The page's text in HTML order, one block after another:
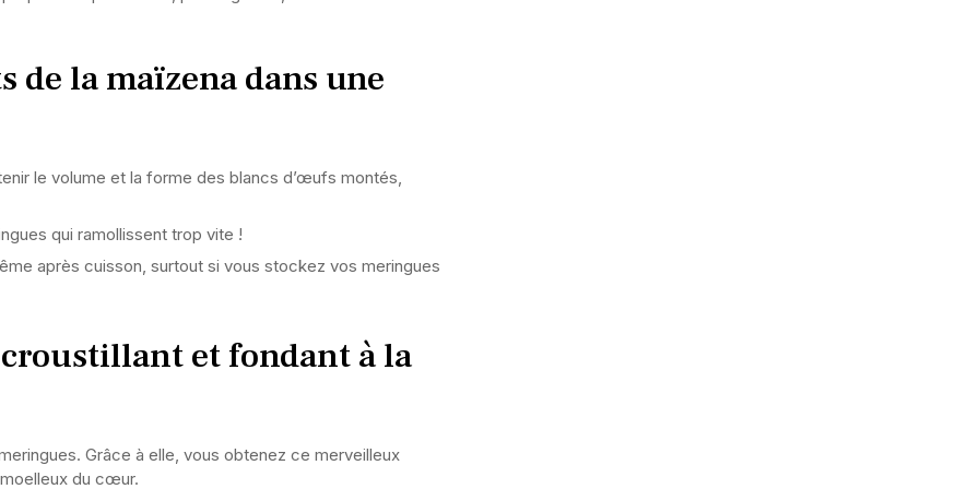
de la maïzena dans une
le volume et la forme des blancs d’œufs montés,
qui ramollissent trop vite !
après cuisson, surtout si vous stockez vos meringues
et fondant à la
Grâce à elle, vous obtenez ce merveilleux
du cœur.